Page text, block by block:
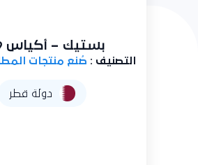
بستيك – أكياس مطبوعة
التصنيف : صُنع منتجات
دولة قطر